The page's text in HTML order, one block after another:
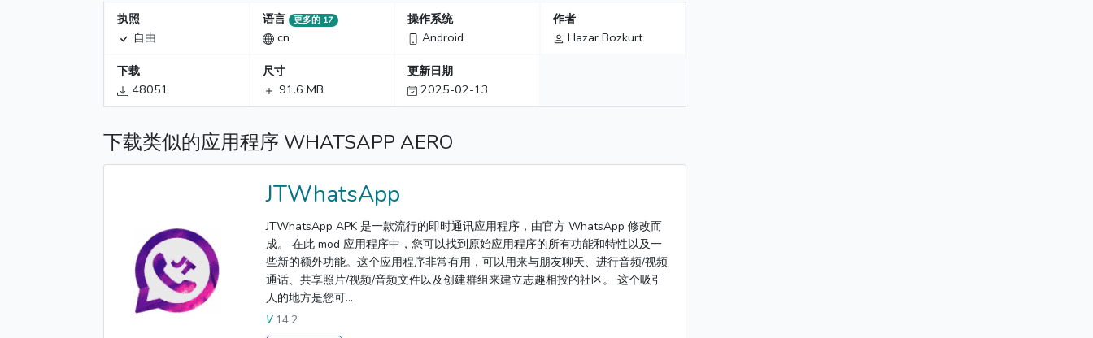
执照
自由
语言 更多的 17
cn
操作系统
Android
作者
Hazar Bozkurt
下载
48051
尺寸
91.6 MB
更新日期
2025-02-13
下载类似的应用程序 WHATSAPP AERO
JTWhatsApp
JTWhatsApp APK 是一款流行的即时通讯应用程序，由官方 WhatsApp 修改而
成。 在此 mod 应用程序中，您可以找到原始应用程序的所有功能和特性以及一
些新的额外功能。这个应用程序非常有用，可以用来与朋友聊天、进行音频/视频
通话、共享照片/视频/音频文件以及创建群组来建立志趣相投的社区。 这个吸引
人的地方是您可...
V14.2